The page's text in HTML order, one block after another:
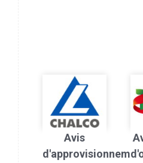
Avis